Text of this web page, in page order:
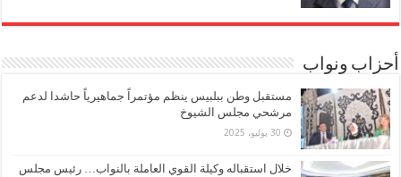
أحزاب ونواب
مستقبل وطن ببلبيس ينظم مؤتمراً جماهيرياً حاشدا لدعم
مرشحي مجلس الشيوخ
30 يوليو، 2025
خلال استقباله وكيلة القوي العاملة بالنواب… رئيس مجلس